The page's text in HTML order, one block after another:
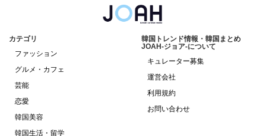
カテゴリ
ファッション
グルメ・カフェ
芸能
恋愛
韓国美容
韓国生活・留学
韓国トレンド情報・韓国まとめ
JOAH-ジョア-について
キュレーター募集
運営会社
利用規約
お問い合わせ